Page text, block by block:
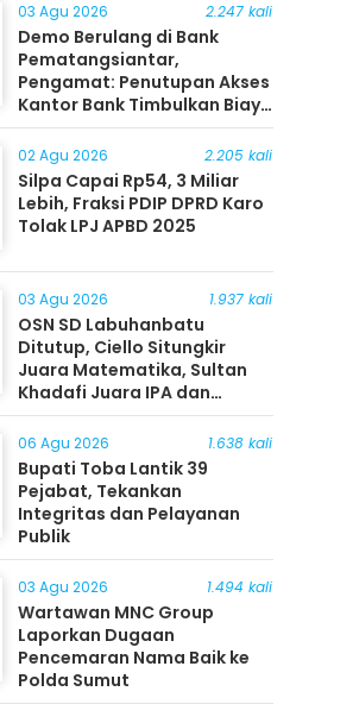
03 Agu 2026 2.247 kali
Demo Berulang di Bank
Pematangsiantar,
Pengamat: Penutupan Akses
Kantor Bank Timbulkan Biaya
Ekonomi bagi Masyarakat
02 Agu 2026 2.205 kali
Silpa Capai Rp54, 3 Miliar
Lebih, Fraksi PDIP DPRD Karo
Tolak LPJ APBD 2025
03 Agu 2026 1.937 kali
OSN SD Labuhanbatu
Ditutup, Ciello Situngkir
Juara Matematika, Sultan
Khadafi Juara IPA dan
Timothy Rangkuti Juara IPS
06 Agu 2026 1.638 kali
Bupati Toba Lantik 39
Pejabat, Tekankan
Integritas dan Pelayanan
Publik
03 Agu 2026 1.494 kali
Wartawan MNC Group
Laporkan Dugaan
Pencemaran Nama Baik ke
Polda Sumut